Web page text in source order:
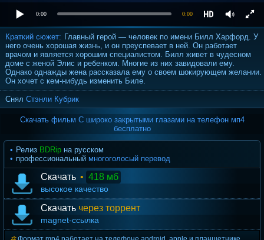
0:00 0:00
Краткий сюжет: Главный герой — человек по имени Билл Харфорд. У
него очень хорошая жизнь, и он преуспевает в ней. Он работает
врачом и является хорошим специалистом. Билл живет в чудесном
доме с женой Элис и ребенком. Многие из них завидовали ему.
Однако однажды жена рассказала ему о своем шокирующем желании.
Он хочет с кем-нибудь изменить Биле.
Снял Стэнли Кубрик
Скачать фильм С широко закрытыми глазами на телефон мп4
бесплатно
Релиз BDRip на русском
профессиональный многоголосый перевод
Скачать • 418 мб
высокое качество
Скачать через торрент
magnet-ссылка